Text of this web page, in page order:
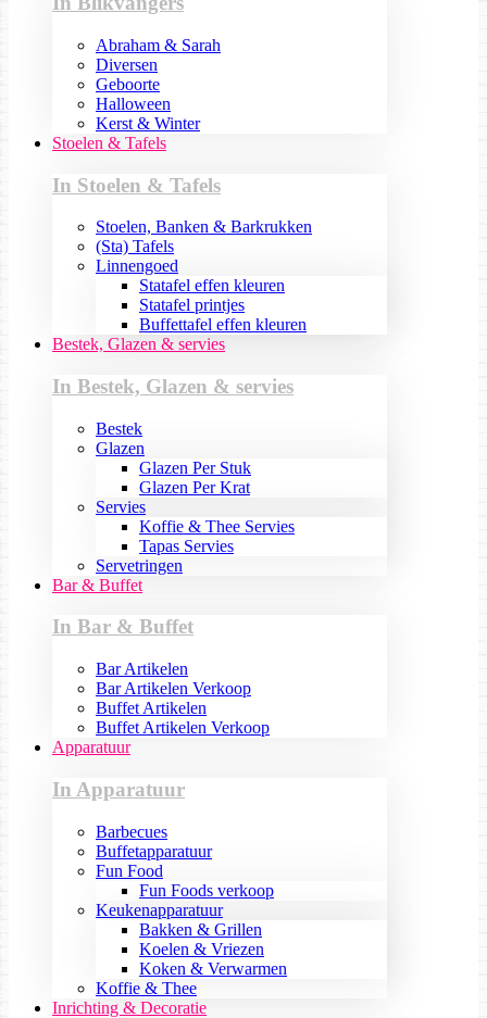
Abraham & Sarah
Diversen
Geboorte
Halloween
Kerst & Winter
Stoelen & Tafels
In Stoelen & Tafels
Stoelen, Banken & Barkrukken
(Sta) Tafels
Linnengoed
Statafel effen kleuren
Statafel printjes
Buffettafel effen kleuren
Bestek, Glazen & servies
In Bestek, Glazen & servies
Bestek
Glazen
Glazen Per Stuk
Glazen Per Krat
Servies
Koffie & Thee Servies
Tapas Servies
Servetringen
Bar & Buffet
In Bar & Buffet
Bar Artikelen
Bar Artikelen Verkoop
Buffet Artikelen
Buffet Artikelen Verkoop
Apparatuur
In Apparatuur
Barbecues
Buffetapparatuur
Fun Food
Fun Foods verkoop
Keukenapparatuur
Bakken & Grillen
Koelen & Vriezen
Koken & Verwarmen
Koffie & Thee
Inrichting & Decoratie